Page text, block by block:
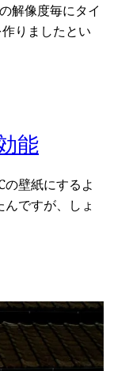
解像度毎にタイ
りましたとい
能
壁紙にするよ
ですが、しょ